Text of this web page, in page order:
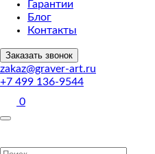
Гарантии
Блог
Контакты
Заказать звонок
zakaz@graver-art.ru
+7 499 136-9544
0